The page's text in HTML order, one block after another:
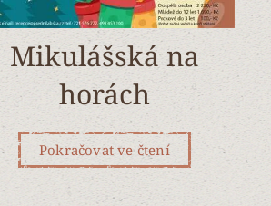
Mikulášská na
horách
Pokračovat ve čtení